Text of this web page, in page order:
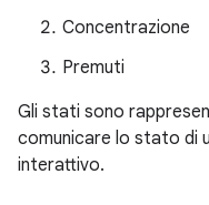
Concentrazione
Premuti
Gli stati sono
comunicare lo stato di
interattivo.